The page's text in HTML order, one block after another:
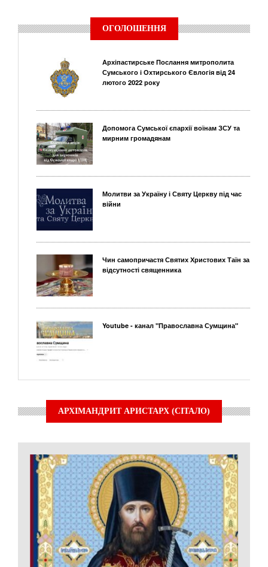
ОГОЛОШЕННЯ
Архіпастирське Послання митрополита
Сумського і Охтирського Євлогія від 24
лютого 2022 року
Допомога Сумської єпархії воїнам ЗСУ та
мирним громадянам
Молитви за Україну і Святу Церкву під час
війни
Чин самопричастя Святих Христових Таїн за
відсутності священника
Youtube - канал "Православна Сумщина"
АРХІМАНДРИТ АРИСТАРХ (СІТАЛО)